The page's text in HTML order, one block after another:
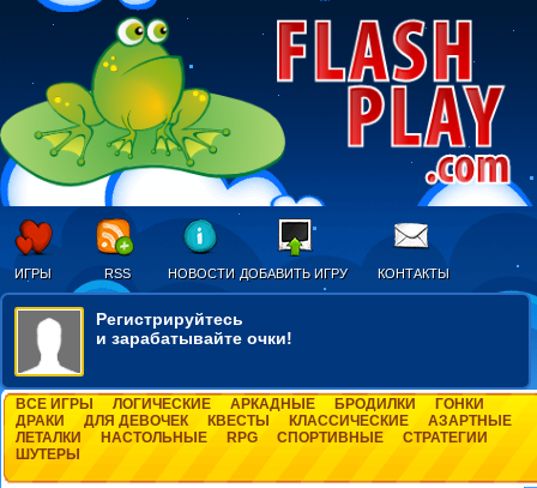
ИГРЫ RSS НОВОСТИ ДОБАВИТЬ ИГРУ КОНТАКТЫ
Регистрируйтесь
и зарабатывайте очки!
ВСЕ ИГРЫ ЛОГИЧЕСКИЕ АРКАДНЫЕ БРОДИЛКИ
ГОНКИ
ДРАКИ
ДЛЯ ДЕВОЧЕК КВЕСТЫ КЛАССИЧЕСКИЕ
АЗАРТНЫЕ
ЛЕТАЛКИ
НАСТОЛЬНЫЕ RPG СПОРТИВНЫЕ
СТРАТЕГИИ
ШУТЕРЫ